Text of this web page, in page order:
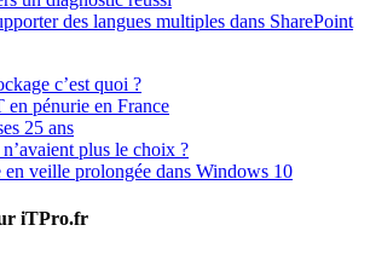
des langues multiples dans SharePoint
c’est quoi ?
pénurie en France
25 ans
plus le choix ?
veille prolongée dans Windows 10
iTPro.fr